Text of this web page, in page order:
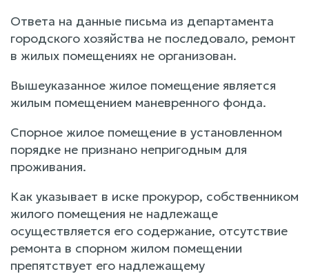
Ответа на данные письма из департамента
городского хозяйства не последовало, ремонт
в жилых помещениях не организован.
Вышеуказанное жилое помещение является
жилым помещением маневренного фонда.
Спорное жилое помещение в установленном
порядке не признано непригодным для
проживания.
Как указывает в иске прокурор, собственником
жилого помещения не надлежаще
осуществляется его содержание, отсутствие
ремонта в спорном жилом помещении
препятствует его надлежащему